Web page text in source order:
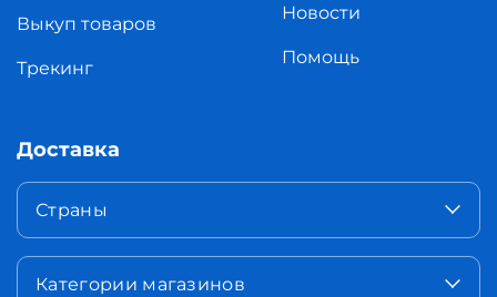
Выкуп товаров
Трекинг
Новости
Помощь
Доставка
Страны
Категории магазинов